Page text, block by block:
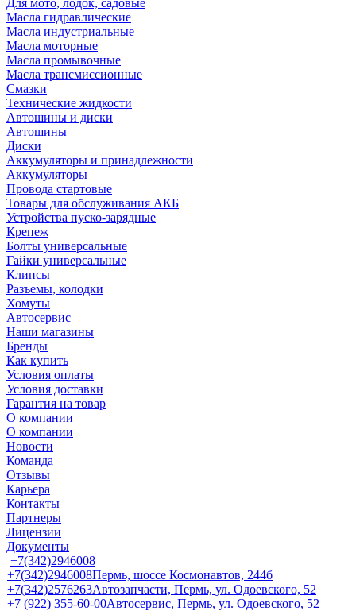
Для мото, лодок, садовые
Масла гидравлические
Масла индустриальные
Масла моторные
Масла промывочные
Масла трансмиссионные
Смазки
Технические жидкости
Автошины и диски
Автошины
Диски
Аккумуляторы и принадлежности
Аккумуляторы
Провода стартовые
Товары для обслуживания АКБ
Устройства пуско-зарядные
Крепеж
Болты универсальные
Гайки универсальные
Клипсы
Разъемы, колодки
Хомуты
Автосервис
Наши магазины
Бренды
Как купить
Условия оплаты
Условия доставки
Гарантия на товар
О компании
О компании
Новости
Команда
Отзывы
Карьера
Контакты
Партнеры
Лицензии
Документы
+7(342)2946008
+7(342)2946008Пермь, шоссе Космонавтов, 244б
+7(342)2576263Автозапчасти, Пермь, ул. Одоевского, 52
+7 (922) 355-60-00Автосервис, Пермь, ул. Одоевского, 52